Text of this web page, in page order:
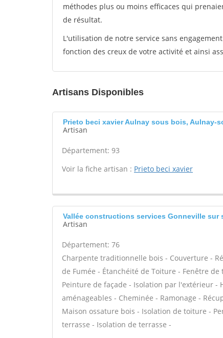
méthodes plus ou moins efficaces qui
de résultat.
L'utilisation de notre service sans
fonction des creux de votre activité et ainsi
Artisans Disponibles
Prieto beci xavier Aulnay sous bois, Aulnay-
Artisan
Département: 93
Voir la fiche artisan : Prieto beci xavier
Vallée constructions services Gonneville sur
Artisan
Département: 76
Charpente traditionnelle bois - Couverture -
de Fumée - Étanchéité de Toiture - Fenêtre
Peinture de façade - Isolation par l'extérieur -
aménageables - Cheminée - Ramonage -
Maison ossature bois - Isolation de toiture -
terrasse - Isolation de terrasse -